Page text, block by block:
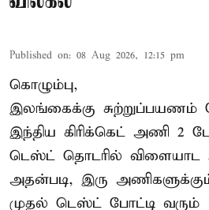
Published on: 08 Aug 2026, 12:15 pm
கொழும்பு,
இலங்கைக்கு
இந்திய கிரிக்கெட் அணி 2
டெஸ்ட் தொடரில் விளையாட
அதன்படி, இரு
முதல் டெஸ்ட் போட்டி வரும்